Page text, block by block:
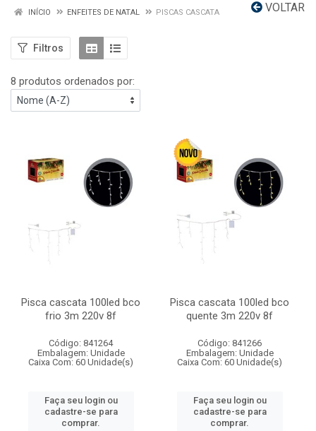
VOLTAR
INÍCIO ENFEITES DE NATAL PISCAS CASCATA
Filtros
8 produtos ordenados por:
Pisca cascata 100led bco
frio 3m 220v 8f
Código: 841264
Embalagem: Unidade
Caixa Com: 60 Unidade(s)
Faça seu login ou
cadastre-se para
comprar.
Pisca cascata 100led bco
quente 3m 220v 8f
Código: 841266
Embalagem: Unidade
Caixa Com: 60 Unidade(s)
Faça seu login ou
cadastre-se para
comprar.